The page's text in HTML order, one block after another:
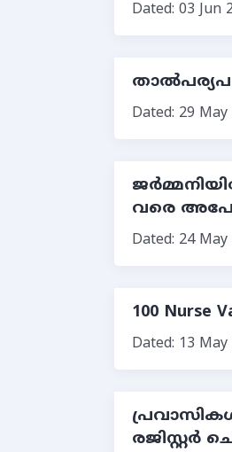
Dated: 03 Jun
Dated: 29 May
വരെ
Dated: 24 May
100 Nurse
Dated: 13 May
രജിസ്റ്റര്‍